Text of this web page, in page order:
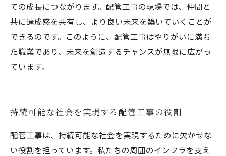
ての成長につながります。配管工事の現場では、仲間と
共に達成感を共有し、より良い未来を築いていくことが
できるのです。このように、配管工事はやりがいに満ち
た職業であり、未来を創造するチャンスが無限に広がっ
ています。
持続可能な社会を実現する配管工事の役割
配管工事は、持続可能な社会を実現するために欠かせな
い役割を担っています。私たちの周囲のインフラを支え